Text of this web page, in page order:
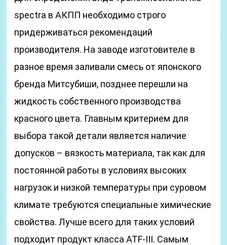
spectra в АКПП необходимо строго
придерживаться рекомендаций
производителя. На заводе изготовителе в
разное время заливали смесь от японского
бренда Митсубиши, позднее перешли на
жидкость собственного производства
красного цвета. Главным критерием для
выбора такой детали является наличие
допусков – вязкость материала, так как для
постоянной работы в условиях высоких
нагрузок и низкой температуры при суровом
климате требуются специальные химические
свойства. Лучше всего для таких условий
подходит продукт класса ATF-III. Самым